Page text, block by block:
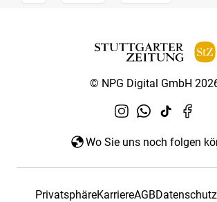
© NPG Digital GmbH
Wo Sie uns noch folgen
PrivatsphäreKarriereAGBDatenschutz